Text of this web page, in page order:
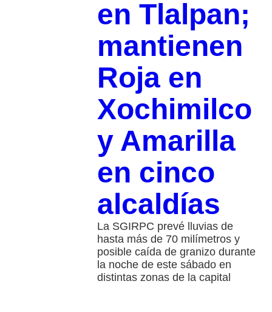
en Tlalpan;
mantienen
Roja en
Xochimilco
y Amarilla
en cinco
alcaldías
La SGIRPC prevé lluvias de
hasta más de 70 milímetros y
posible caída de granizo durante
la noche de este sábado en
distintas zonas de la capital